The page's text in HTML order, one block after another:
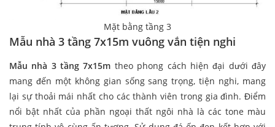
Mặt bằng tầng 3
Mẫu nhà 3 tầng 7x15m vuông vắn tiện nghi
Mẫu nhà 3 tầng 7x15m theo phong cách hiện đại dưới đây
mang đến một không gian sống sang trọng, tiện nghi, mang
lại sự thoải mái nhất cho các thành viên trong gia đình. Điểm
nổi bật nhất của phần ngoại thất ngôi nhà là các tone màu